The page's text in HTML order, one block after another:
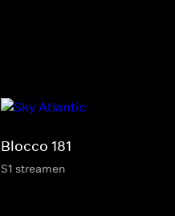
Blocco 181
S1 streamen